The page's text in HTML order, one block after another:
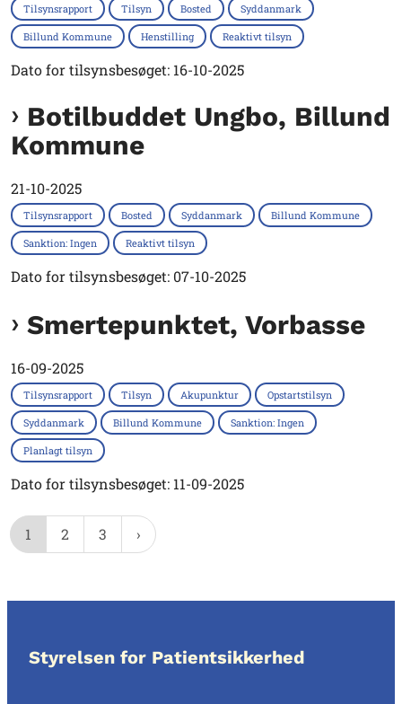
Tilsynsrapport Tilsyn Bosted Syddanmark
Billund Kommune Henstilling Reaktivt tilsyn
Dato for tilsynsbesøget: 16-10-2025
Botilbuddet Ungbo, Billund
Kommune
21-10-2025
Tilsynsrapport Bosted Syddanmark Billund Kommune
Sanktion: Ingen Reaktivt tilsyn
Dato for tilsynsbesøget: 07-10-2025
Smertepunktet, Vorbasse
16-09-2025
Tilsynsrapport Tilsyn Akupunktur Opstartstilsyn
Syddanmark Billund Kommune Sanktion: Ingen
Planlagt tilsyn
Dato for tilsynsbesøget: 11-09-2025
1 2 3
Styrelsen for Patientsikkerhed